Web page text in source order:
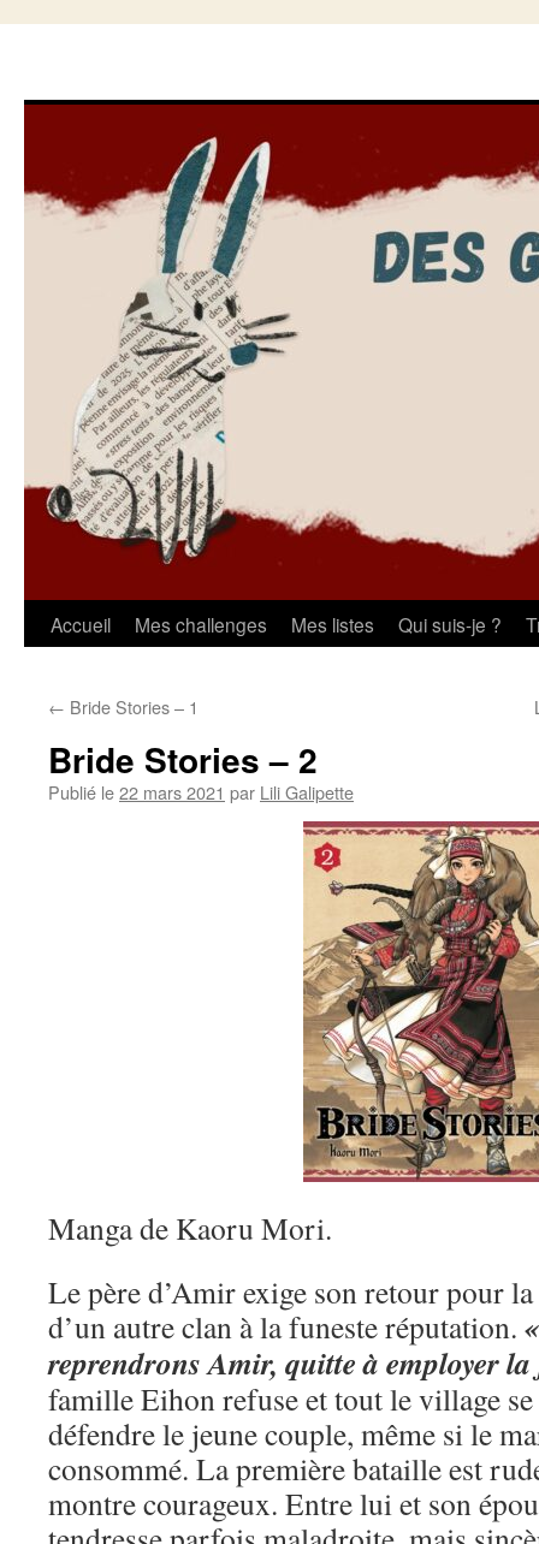
Aller
contenu
Accueil Mes challenges Mes listes Qui suis-je ?
← Bride Stories – 1
Bride Stories – 2
Publié le22 mars 2021 par Lili Galipette
Manga de Kaoru Mori.
Le père d’Amir exige son retour pour
d’un autre clan à la funeste réputation.
reprendrons Amir, quitte à employer
famille Eihon refuse et tout le village
défendre le jeune couple, même si le
consommé. La première bataille est
montre courageux. Entre lui et son